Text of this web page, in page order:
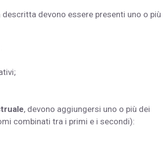
devono essere presenti uno o più
, devono aggiungersi uno o più dei
combinati tra i primi e i secondi):